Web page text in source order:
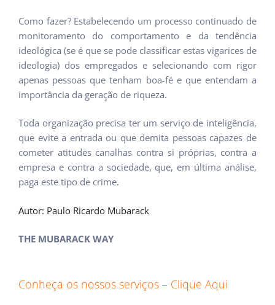
Como fazer? Estabelecendo um processo continuado de
monitoramento do comportamento e da tendência
ideológica (se é que se pode classificar estas vigarices de
ideologia) dos empregados e selecionando com rigor
apenas pessoas que tenham boa-fé e que entendam a
importância da geração de riqueza.
Toda organização precisa ter um serviço de inteligência,
que evite a entrada ou que demita pessoas capazes de
cometer atitudes canalhas contra si próprias, contra a
empresa e contra a sociedade, que, em última análise,
paga este tipo de crime.
Autor: Paulo Ricardo Mubarack
THE MUBARACK WAY
Conheça os nossos serviços – Clique Aqui